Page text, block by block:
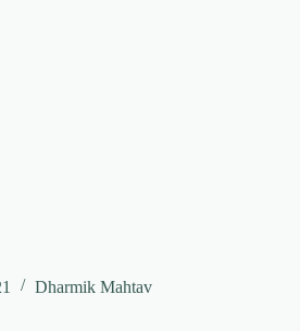
Dharmik Mahtav